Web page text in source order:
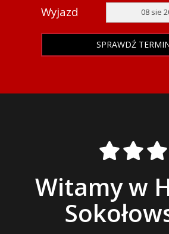
Wyjazd 08 sie
SPRAWDŹ
Witamy w